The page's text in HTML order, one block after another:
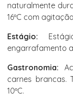
naturalmente
16ºC com
Estágio:
engarrafamento
Gastronomia:
carnes brancas.
10ºC.